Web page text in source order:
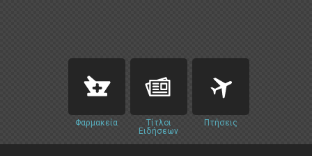
Φαρμακεία
Τίτλοι
Ειδήσεων
Πτήσεις